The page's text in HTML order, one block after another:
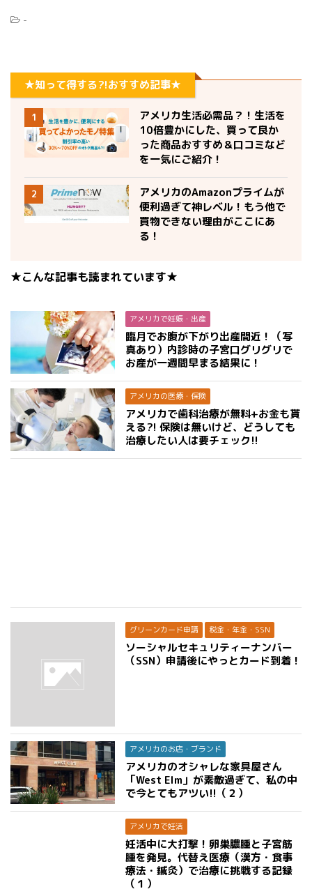
-
★知って得する?!おすすめ記事★
1
アメリカ生活必需品？！生活を
10倍豊かにした、買って良か
った商品おすすめ＆口コミなど
を一気にご紹介！
2
アメリカのAmazonプライムが
便利過ぎて神レベル！もう他で
買物できない理由がここにあ
る！
★こんな記事も読まれています★
アメリカで妊娠・出産
臨月でお腹が下がり出産間近！（写
真あり）内診時の子宮口グリグリで
お産が一週間早まる結果に！
アメリカの医療・保険
アメリカで歯科治療が無料+お金も貰
える?! 保険は無いけど、どうしても
治療したい人は要チェック!!
グリーンカード申請 税金・年金・SSN
ソーシャルセキュリティーナンバー
（SSN）申請後にやっとカード到着！
アメリカのお店・ブランド
アメリカのオシャレな家具屋さん
「West Elm」が素敵過ぎて、私の中
で今とてもアツい!!（２）
アメリカで妊活
妊活中に大打撃！卵巣膿腫と子宮筋
腫を発見。代替え医療（漢方・食事
療法・鍼灸）で治療に挑戦する記録
（１）